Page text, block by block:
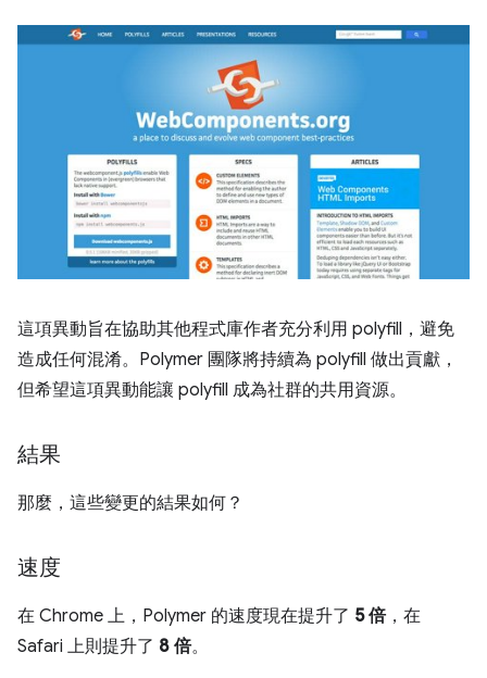
這項異動旨在協助其他程式庫作者充分利用 polyfill，避免
造成任何混淆。Polymer 團隊將持續為 polyfill 做出貢獻，
但希望這項異動能讓 polyfill 成為社群的共用資源。
結果
那麼，這些變更的結果如何？
速度
在 Chrome 上，Polymer 的速度現在提升了 5 倍，在
Safari 上則提升了 8 倍。